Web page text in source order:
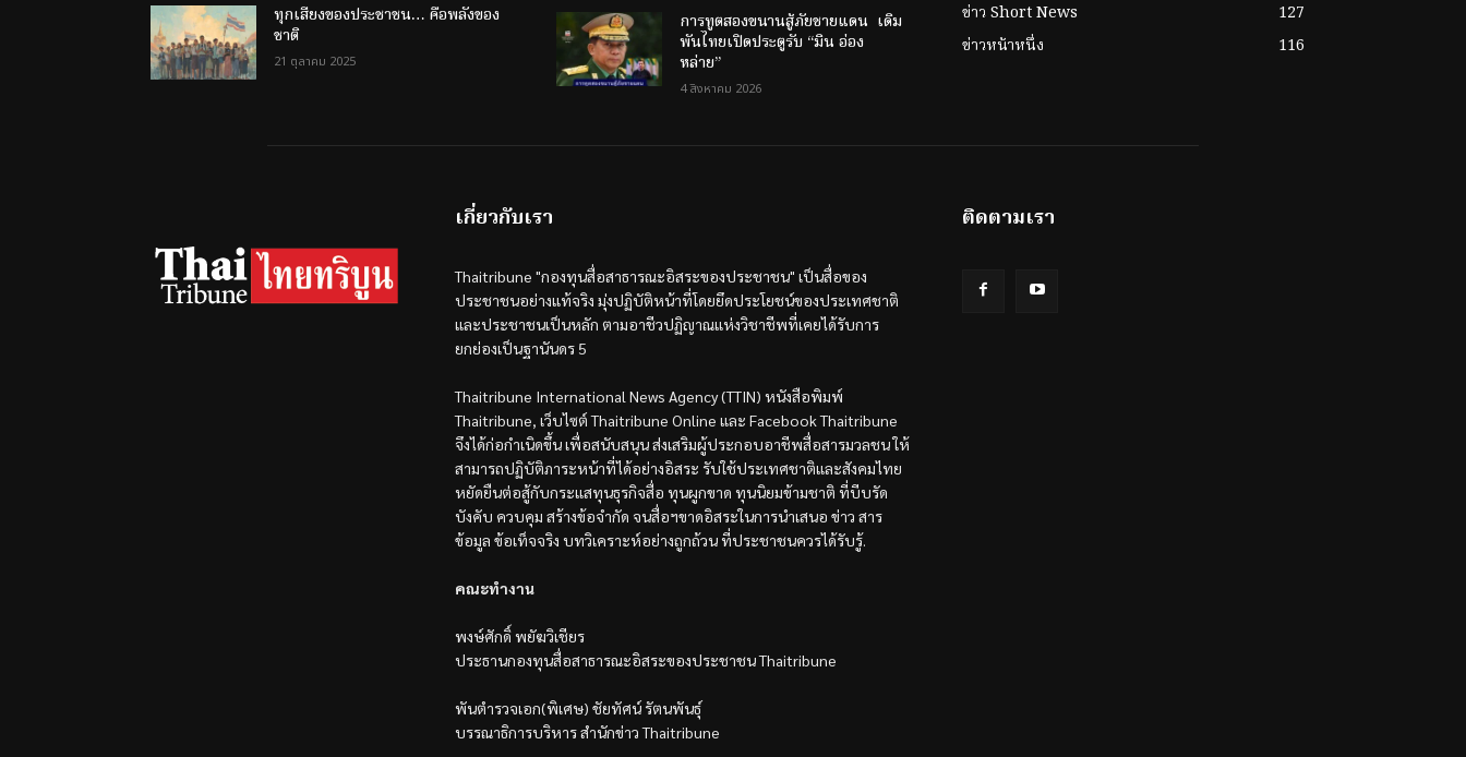
ทุกเสียงของประชาชน… คือพลังของ
ชาติ
21 ตุลาคม 2025
การทูตสองขนานสู้ภัยชายแดน เดิม
พันไทยเปิดประตูรับ “มิน อ่อง
หล่าย”
4 สิงหาคม 2026
ข่าว Short News
127
ข่าวหน้าหนึ่ง
116
เกี่ยวกับเรา
Thaitribune "กองทุนสื่อสาธารณะอิสระของประชาชน" เป็นสื่อของ
ประชาชนอย่างแท้จริง มุ่งปฏิบัติหน้าที่โดยยึดประโยชน์ของประเทศชาติ
และประชาชนเป็นหลัก ตามอาชีวปฏิญาณแห่งวิชาชีพที่เคยได้รับการ
ยกย่องเป็นฐานันดร 5
Thaitribune International News Agency (TTIN) หนังสือพิมพ์
Thaitribune, เว็บไซต์ Thaitribune Online และ Facebook Thaitribune
จึงได้ก่อกำเนิดขึ้น เพื่อสนับสนุน ส่งเสริมผู้ประกอบอาชีพสื่อสารมวลชน ให้
สามารถปฏิบัติภาระหน้าที่ได้อย่างอิสระ รับใช้ประเทศชาติและสังคมไทย
หยัดยืนต่อสู้กับกระแสทุนธุรกิจสื่อ ทุนผูกขาด ทุนนิยมข้ามชาติ ที่บีบรัด
บังคับ ควบคุม สร้างข้อจำกัด จนสื่อฯขาดอิสระในการนำเสนอ ข่าว สาร
ข้อมูล ข้อเท็จจริง บทวิเคราะห์อย่างถูกถ้วน ที่ประชาชนควรได้รับรู้.
คณะทำงาน
พงษ์ศักดิ์ พยัฆวิเชียร
ประธานกองทุนสื่อสาธารณะอิสระของประชาชน Thaitribune
พันตำรวจเอก(พิเศษ) ชัยทัศน์ รัตนพันธุ์
บรรณาธิการบริหาร สำนักข่าว Thaitribune
ติดตามเรา